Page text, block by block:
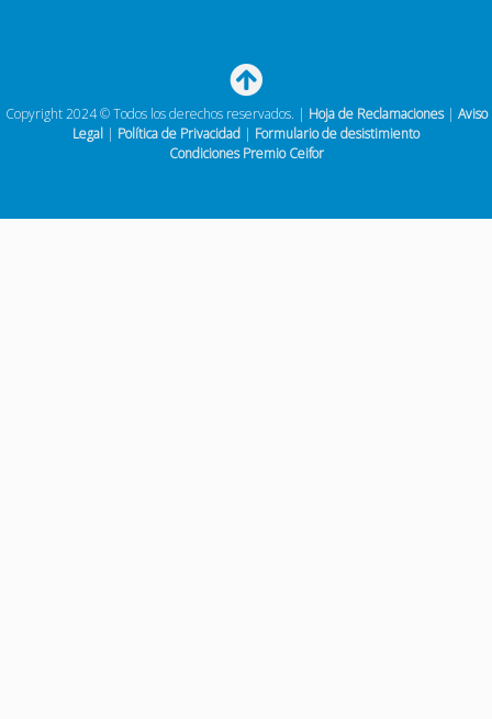
Copyright 2024 © Todos los derechos reservados. | Hoja de Reclamaciones| Aviso
Legal | Política de Privacidad | Formulario de desistimiento
Condiciones Premio Ceifor